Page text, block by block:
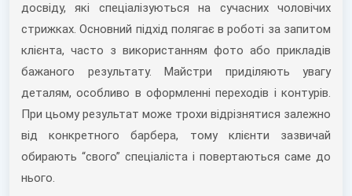
досвіду, які спеціалізуються на сучасних чоловічих
стрижках. Основний підхід полягає в роботі за запитом
клієнта, часто з використанням фото або прикладів
бажаного результату. Майстри приділяють увагу
деталям, особливо в оформленні переходів і контурів.
При цьому результат може трохи відрізнятися залежно
від конкретного барбера, тому клієнти зазвичай
обирають “свого” спеціаліста і повертаються саме до
нього.